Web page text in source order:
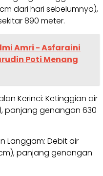
dari hari sebelumnya),
890 meter.
Amri - Asfaraini
Poti Menang
Kerinci: Ketinggian air
panjang genangan 630
Langgam: Debit air
panjang genangan